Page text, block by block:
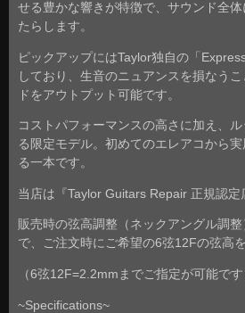
せる豊かな響きが特徴で、サウンド全
たらします。
ピックアップにはTaylor独自の「
しており、生音のニュアンスを損なう
ドをアウトプット可能です。
コストパフォーマンスの高さに加え、
る限定モデル。初めてのエレアコから
る一本です。
当店は『Taylor Guitars Repair 正規認定
販売時の弦高調整（ネックアングル調
で、ご注文時にご希望の6弦12Fの弦高
（6弦12F=2.2mmまでご指定が可能です
~Specifications~